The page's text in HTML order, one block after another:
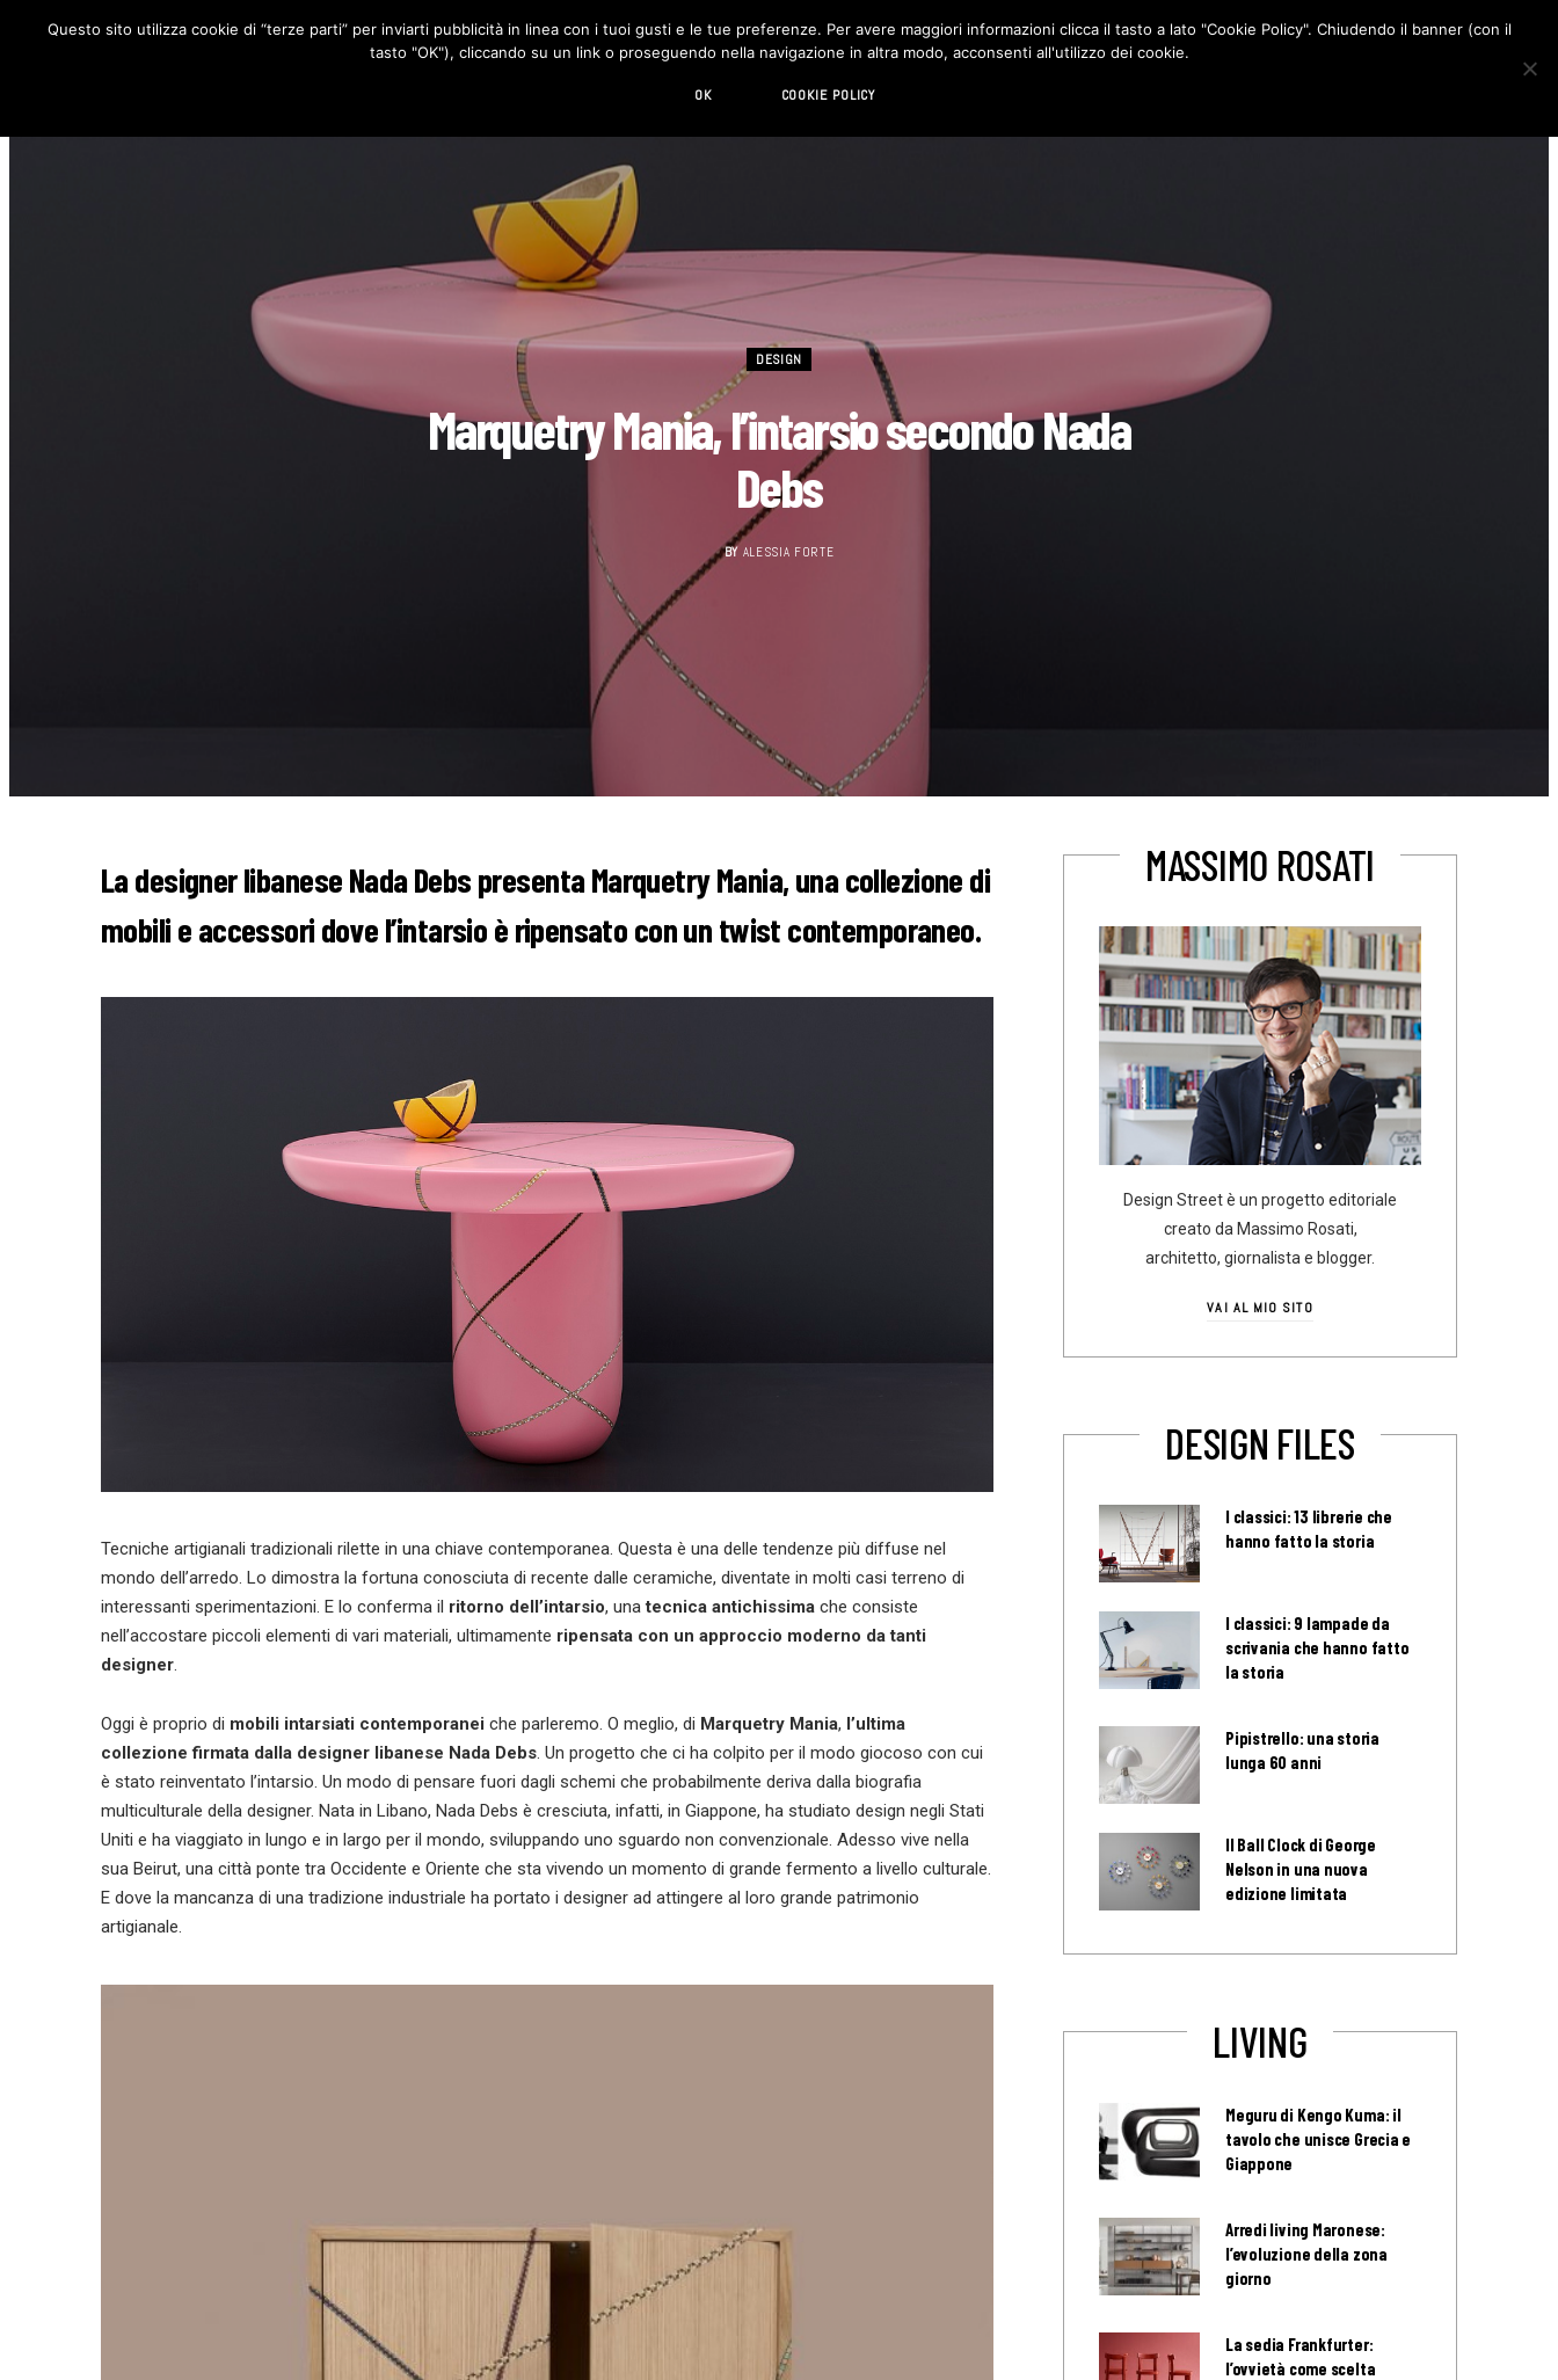
RUBRICHE DESIGN LIVING HI-TECH CHI SIAMO CONTATTI
o
g
r
d
DESIGN
Marquetry Mania, l’intarsio secondo Nada
Debs
BY ALESSIA FORTE
La designer libanese Nada Debs presenta Marquetry Mania, una collezione di
mobili e accessori dove l’intarsio è ripensato con un twist contemporaneo.
Tecniche artigianali tradizionali rilette in una chiave contemporanea. Questa è una delle tendenze più diffuse nel
mondo dell’arredo. Lo dimostra la fortuna conosciuta di recente dalle ceramiche, diventate in molti casi terreno di
interessanti sperimentazioni. E lo conferma il ritorno dell’intarsio, unatecnica antichissima che consiste
nell’accostare piccoli elementi di vari materiali, ultimamente ripensata con un approccio moderno da tanti
designer.
Oggi è proprio di mobili intarsiati contemporanei che parleremo. O meglio, di Marquetry Mania, l’ultima
collezione firmata dalla designer libanese Nada Debs. Un progetto che ci ha colpito per il modo giocoso con cui
è stato reinventato l’intarsio. Un modo di pensare fuori dagli schemi che probabilmente deriva dalla biografia
multiculturale della designer. Nata in Libano, Nada Debs è cresciuta, infatti, in Giappone, ha studiato design negli Stati
Uniti e ha viaggiato in lungo e in largo per il mondo, sviluppando uno sguardo non convenzionale. Adesso vive nella
sua Beirut, una città ponte tra Occidente e Oriente che sta vivendo un momento di grande fermento a livello culturale.
E dove la mancanza di una tradizione industriale ha portato i designer ad attingere al loro grande patrimonio
artigianale.
MASSIMO ROSATI
Design Street è un progetto editoriale
creato da Massimo Rosati,
architetto, giornalista e blogger.
VAI AL MIO SITO
DESIGN FILES
I classici: 13 librerie che
hanno fatto la storia
I classici: 9 lampade da
scrivania che hanno fatto
la storia
Pipistrello: una storia
lunga 60 anni
Il Ball Clock di George
Nelson in una nuova
edizione limitata
LIVING
Meguru di Kengo Kuma: il
tavolo che unisce Grecia e
Giappone
Arredi living Maronese:
l’evoluzione della zona
giorno
La sedia Frankfurter:
l’ovvietà come scelta
Questo sito utilizza cookie di “terze parti” per inviarti pubblicità in linea con i tuoi gusti e le tue preferenze. Per avere maggiori informazioni clicca il tasto a lato "Cookie Policy". Chiudendo il banner (con il
tasto "OK"), cliccando su un link o proseguendo nella navigazione in altra modo, acconsenti all'utilizzo dei cookie.
OK COOKIE POLICY